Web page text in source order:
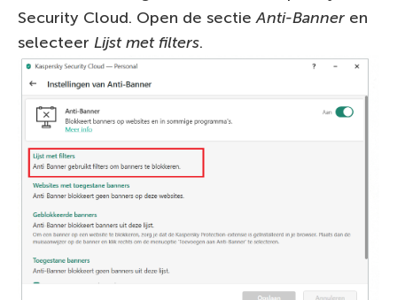
Security Cloud. Open de sectieAnti-Banner en
selecteer Lijst met filters.